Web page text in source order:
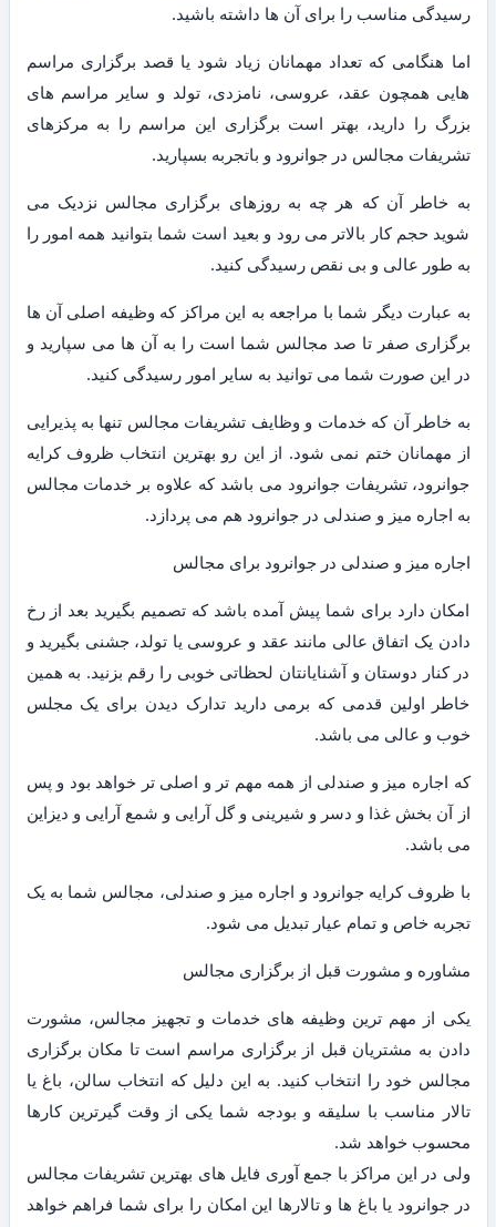
رسیدگی مناسب را برای آن ها داشته باشید.
اما هنگامی که تعداد مهمانان زیاد شود یا قصد برگزاری مراسم
هایی همچون عقد، عروسی، نامزدی، تولد و سایر مراسم های
بزرگ را دارید، بهتر است برگزاری این مراسم را به مرکزهای
تشریفات مجالس در جوانرود و باتجربه بسپارید.
به خاطر آن که هر چه به روزهای برگزاری مجالس نزدیک می
شوید حجم کار بالاتر می رود و بعید است شما بتوانید همه امور را
به طور عالی و بی نقص رسیدگی کنید.
به عبارت دیگر شما با مراجعه به این مراکز که وظیفه اصلی آن ها
برگزاری صفر تا صد مجالس شما است را به آن ها می سپارید و
در این صورت شما می توانید به سایر امور رسیدگی کنید.
به خاطر آن که خدمات و وظایف تشریفات مجالس تنها به پذیرایی
از مهمانان ختم نمی شود. از این رو بهترین انتخاب ظروف کرایه
جوانرود، تشریفات جوانرود می باشد که علاوه بر خدمات مجالس
به اجاره میز و صندلی در جوانرود هم می پردازد.
اجاره میز و صندلی در جوانرود برای مجالس
امکان دارد برای شما پیش آمده باشد که تصمیم بگیرید بعد از رخ
دادن یک اتفاق عالی مانند عقد و عروسی یا تولد، جشنی بگیرید و
در کنار دوستان و آشنایانتان لحظاتی خوبی را رقم بزنید. به همین
خاطر اولین قدمی که برمی دارید تدارک دیدن برای یک مجلس
خوب و عالی می باشد.
که اجاره میز و صندلی از همه مهم تر و اصلی تر خواهد بود و پس
از آن بخش غذا و دسر و شیرینی و گل آرایی و شمع آرایی و دیزاین
می باشد.
با ظروف کرایه جوانرود و اجاره میز و صندلی، مجالس شما به یک
تجربه خاص و تمام عیار تبدیل می شود.
مشاوره و مشورت قبل از برگزاری مجالس
یکی از مهم ترین وظیفه های خدمات و تجهیز مجالس، مشورت
دادن به مشتریان قبل از برگزاری مراسم است تا مکان برگزاری
مجالس خود را انتخاب کنید. به این دلیل که انتخاب سالن، باغ یا
تالار مناسب با سلیقه و بودجه شما یکی از وقت گیرترین کارها
محسوب خواهد شد.
ولی در این مراکز با جمع آوری فایل های بهترین تشریفات مجالس
در جوانرود یا باغ ها و تالارها این امکان را برای شما فراهم خواهد